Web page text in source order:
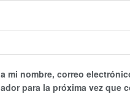
mi nombre, correo
para la próxima vez que